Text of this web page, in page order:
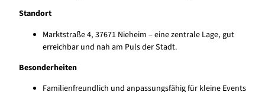
Standort
Marktstraße 4, 37671 Nieheim – eine zentrale Lage, gut
erreichbar und nah am Puls der Stadt.
Besonderheiten
Familienfreundlich und anpassungsfähig für kleine Events